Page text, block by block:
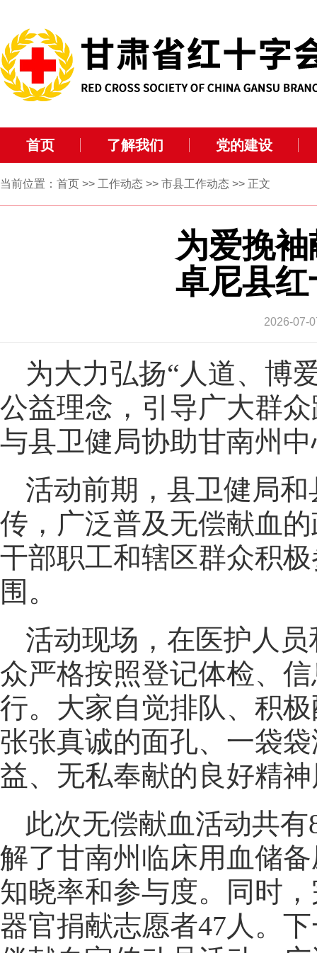
首页 了解我们 党的建设
当前位置： 首页 >> 工作动态 >> 市县工作动态 >> 正文
为爱挽
卓尼县
2026-07-
为大力弘扬“人道、博
公益理念，引导广大群
与县卫健局协助甘南州
活动前期，县卫健局
传，广泛普及无偿献血
干部职工和辖区群众积
围。
活动现场，在医护人
众严格按照登记体检、
行。大家自觉排队、积
张张真诚的面孔、一袋
益、无私奉献的良好精
此次无偿献血活动共
解了甘南州临床用血储
知晓率和参与度。同时
器官捐献志愿者47人。